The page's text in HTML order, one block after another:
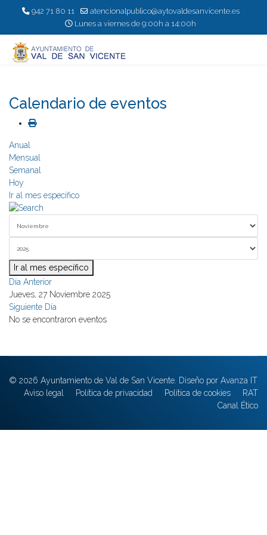
942 71 80 11
atencionalpublico@aytovaldesanvicente.es
Lunes a viernes de 9:00h a 14:00h
Calendario de eventos
Anual
Mensual
Semanal
Hoy
Ir al mes específico
Ir al mes específico
Día Anterior
Jueves, 27 Noviembre 2025
Siguiente Día
No se encontraron eventos
© 2026 Ayuntamiento de Val de San Vicente. Diseño por Avanza IT
Aviso legal
Política de privacidad Política de cookies
RAT
Canal Ético